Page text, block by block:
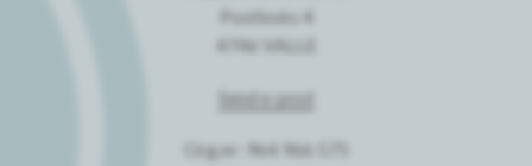
Postboks 4
4746 VALLE
Send e-post
Org.nr: 964 966 575